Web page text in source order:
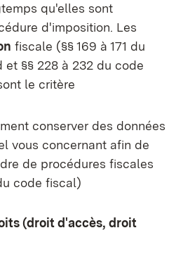
qu'elles sont
d'imposition. Les
fiscale (§§ 169 à 171 du
§§ 228 à 232 du code
le critère
conserver des données
vous concernant afin de
de procédures fiscales
code fiscal)
(droit d'accès, droit